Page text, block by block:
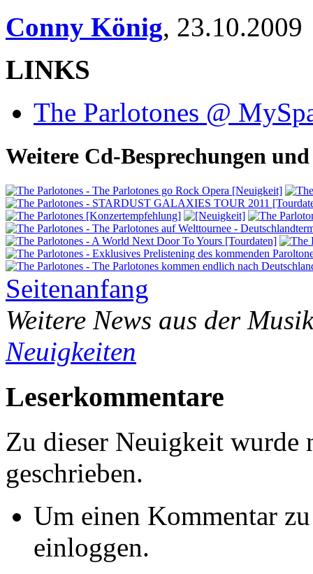
Conny König, 23.10.2009
LINKS
The Parlotones @
Weitere Cd-Besprechungen
Seitenanfang
Weitere News aus der
Neuigkeiten
Leserkommentare
Zu dieser Neuigkeit wurde
geschrieben.
Um einen Kommentar
einloggen.